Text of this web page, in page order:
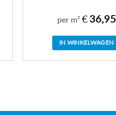
per m² € 36,95
IN WINKELWAGEN